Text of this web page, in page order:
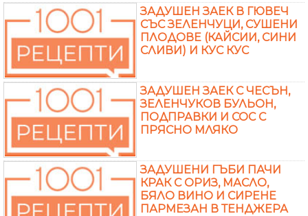
ЗАДУШЕН ЗАЕК В ГЮВЕЧ
СЪС ЗЕЛЕНЧУЦИ, СУШЕНИ
ПЛОДОВЕ (КАЙСИИ, СИНИ
СЛИВИ) И КУС КУС
ЗАДУШЕН ЗАЕК С ЧЕСЪН,
ЗЕЛЕНЧУКОВ БУЛЬОН,
ПОДПРАВКИ И СОС С
ПРЯСНО МЛЯКО
ЗАДУШЕНИ ГЪБИ ПАЧИ
КРАК С ОРИЗ, МАСЛО,
БЯЛО ВИНО И СИРЕНЕ
ПАРМЕЗАН В ТЕНДЖЕРА